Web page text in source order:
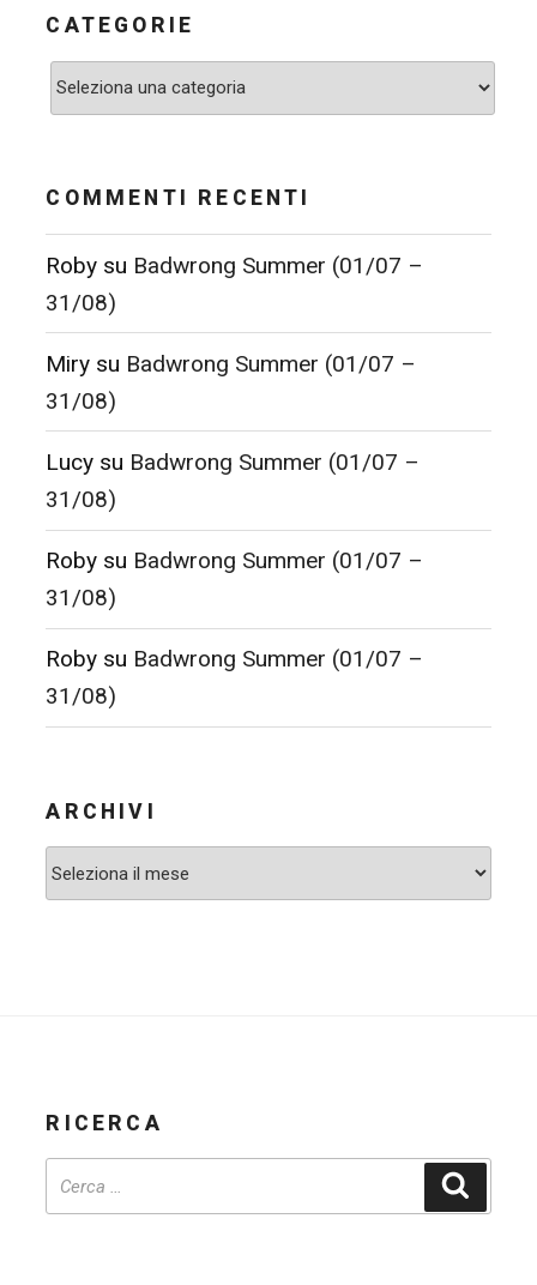
CATEGORIE
Categorie
COMMENTI RECENTI
Roby su Badwrong Summer (01/07 –
31/08)
Miry su Badwrong Summer (01/07 –
31/08)
Lucy su Badwrong Summer (01/07 –
31/08)
Roby su Badwrong Summer (01/07 –
31/08)
Roby su Badwrong Summer (01/07 –
31/08)
ARCHIVI
Archivi
RICERCA